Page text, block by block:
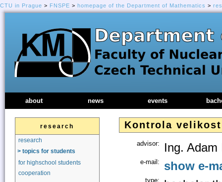
CTU in Prague > FNSPE > homepage of the Department of Mathematics >
Kontrola
advisor: Ing.
e-mail: show e-
type:
about news events
research
research
> topics for students
for highschool students
cooperation